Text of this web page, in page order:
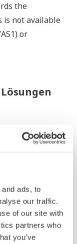
ads, to
our traffic.
of our site with
partners who
you’ve
the
is not available
or